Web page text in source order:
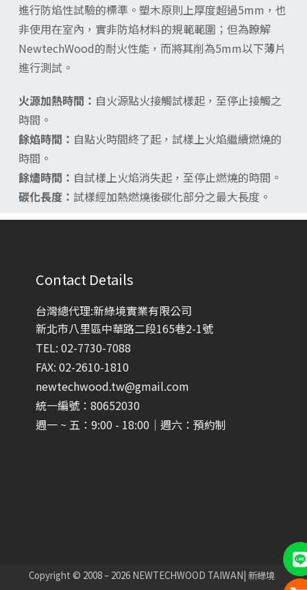
進行防焰性試驗的標準。塑木原則上厚度超過5mm，也
非使用在室內，實非防焰材料的規範範圍；但為瞭解
NewtechWood的耐火性能，而將其削為5mm以下薄片
進行測試。
火源加熱時間： 自火源點火接觸試樣起，至停止接觸之
時間。
餘焰時間： 自點火時間終了起， 試樣上火焰繼續燃燒的
時間。
餘燼時間： 自試樣上火焰消失起，至停止燃燒的時間。
碳化長度： 試樣經加熱燃燒後碳化部分之最大長度。
Contact Details
台灣總代理:新綠境實業有限公司
新北市八里區中華路二段165巷2-1號
TEL: 02-7730-7088
FAX: 02-2610-1810
newtechwood.tw@gmail.com
統一編號：80652030
週一 ~ 五：9:00 - 18:00｜週六：預約制
Copyright © 2008 – 2026 NEWTECHWOOD TAIWAN| 新綠境